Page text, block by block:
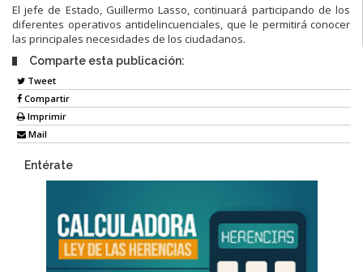
El jefe de Estado, Guillermo Lasso, continuará participando de los
diferentes operativos antidelincuenciales, que le permitirá conocer
las principales necesidades de los ciudadanos.
Comparte esta publicación:
Tweet
Compartir
Imprimir
Mail
Entérate